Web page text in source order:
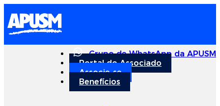
Grupo de WhatsApp da APUSM
Portal do Associado
Associe-se
Benefícios